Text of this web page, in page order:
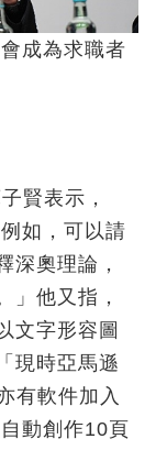
成為求職者
賢表示，
如，可以請
深奧理論，
」他又指，
文字形容圖
現時亞馬遜
有軟件加入
動創作10頁